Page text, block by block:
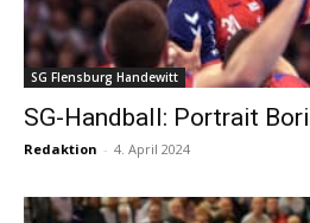
SG Flensburg Handewitt
SG-Handball: Portrait
Redaktion - 4. April 2024